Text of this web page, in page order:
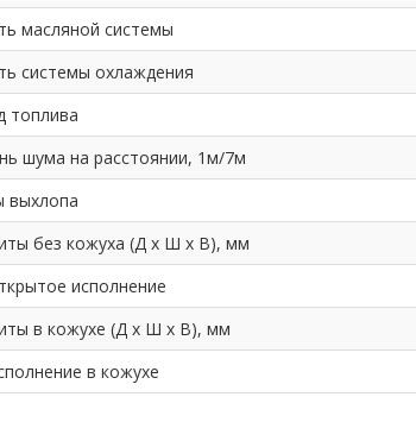
масляной системы
системы охлаждения
топлива
шума на расстоянии, 1м/7м
выхлопа
без кожуха (Д х Ш х В), мм
исполнение
в кожухе (Д х Ш х В), мм
в кожухе